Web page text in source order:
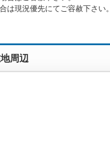
は現況優先にてご容赦下さい。
周辺